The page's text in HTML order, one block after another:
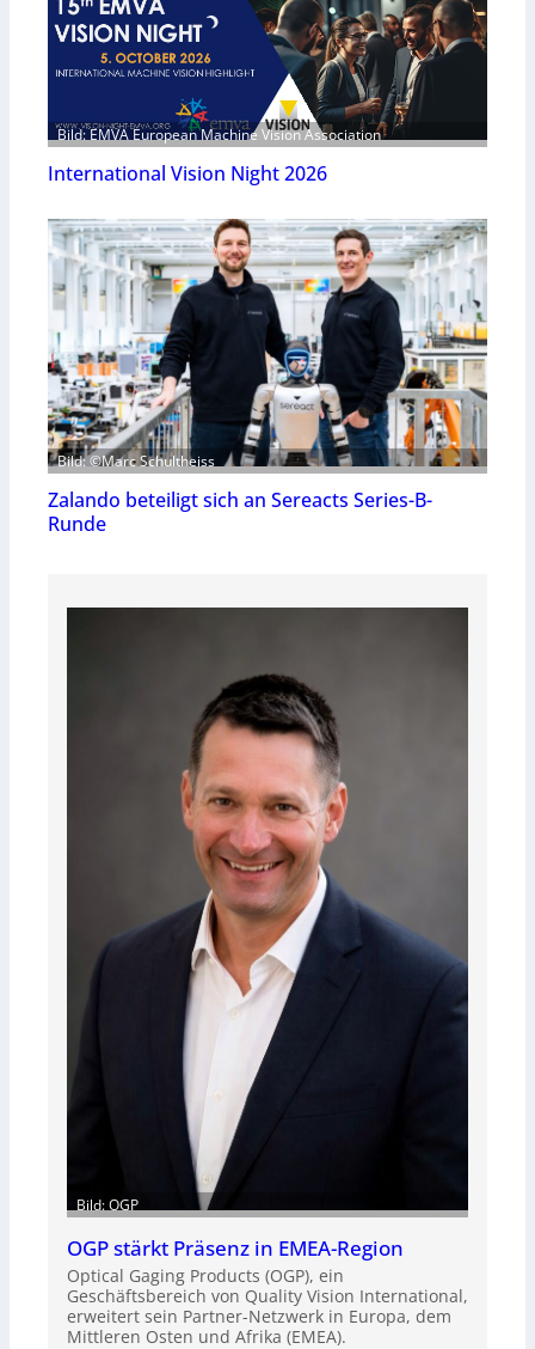
Bild: EMVA European Machine Vision Association
International Vision Night 2026
Bild: ©Marc Schultheiss
Zalando beteiligt sich an Sereacts Series-B-
Runde
Bild: OGP
OGP stärkt Präsenz in EMEA-Region
Optical Gaging Products (OGP), ein
Geschäftsbereich von Quality Vision International,
erweitert sein Partner-Netzwerk in Europa, dem
Mittleren Osten und Afrika (EMEA).